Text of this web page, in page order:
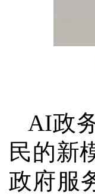
AI政
民的新
政府服